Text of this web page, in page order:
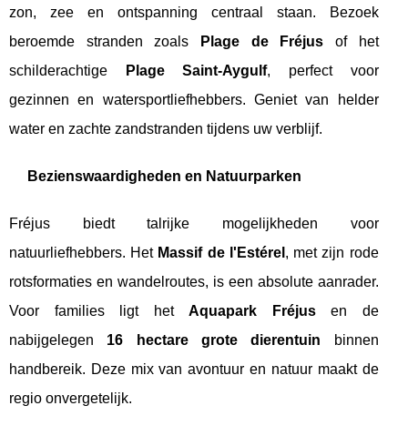
zon, zee en ontspanning centraal staan. Bezoek
beroemde stranden zoals
Plage de Fréjus of het
schilderachtige
Plage Saint-Aygulf, perfect voor
gezinnen en watersportliefhebbers. Geniet van helder
water en zachte zandstranden tijdens uw verblijf.
Bezienswaardigheden en Natuurparken
Fréjus biedt talrijke mogelijkheden voor
natuurliefhebbers. Het Massif de l'Estérel , met zijn rode
rotsformaties en wandelroutes, is een absolute aanrader.
Voor families ligt hetAquapark Fréjusen de
nabijgelegen 16 hectare grote dierentuin binnen
handbereik. Deze mix van avontuur en natuur maakt de
regio onvergetelijk.